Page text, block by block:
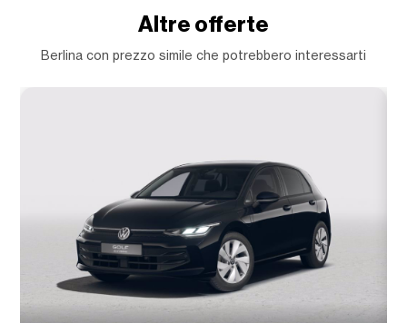
Altre offerte
Berlina con prezzo simile che potrebbero interessarti